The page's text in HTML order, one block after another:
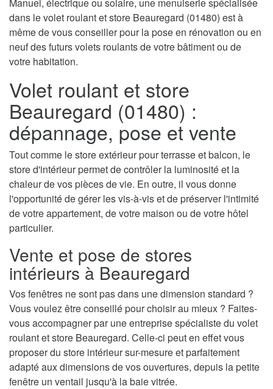
dans le volet roulant et store Beauregard (01480) est à
même de vous conseiller pour la pose en rénovation ou en
neuf des futurs volets roulants de votre bâtiment ou de
votre habitation.
Volet roulant et store
Beauregard (01480) :
dépannage, pose et vente
Tout comme le store extérieur pour terrasse et balcon, le
store d'intérieur permet de contrôler la luminosité et la
chaleur de vos pièces de vie. En outre, il vous donne
l'opportunité de gérer les vis-à-vis et de préserver l'intimité
de votre appartement, de votre maison ou de votre hôtel
particulier.
Vente et pose de stores
intérieurs à Beauregard
Vos fenêtres ne sont pas dans une dimension standard ?
Vous voulez être conseillé pour choisir au mieux ? Faites-
vous accompagner par une entreprise spécialiste du volet
roulant et store Beauregard. Celle-ci peut en effet vous
proposer du store intérieur sur-mesure et parfaitement
adapté aux dimensions de vos ouvertures, depuis la petite
fenêtre un ventail jusqu'à la baie vitrée.